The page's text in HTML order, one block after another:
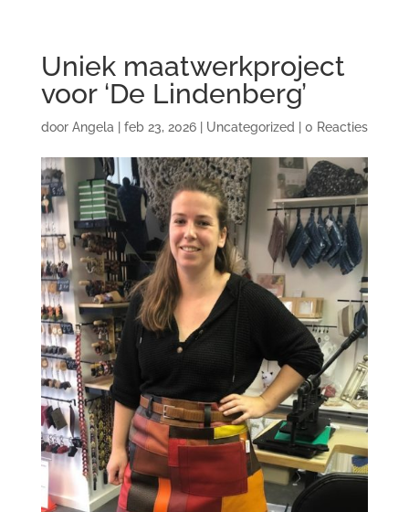
Uniek maatwerkproject
voor ‘De Lindenberg’
door Angela feb 23, 2026| Uncategorized 0 Reacties